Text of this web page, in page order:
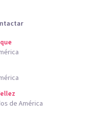
de América